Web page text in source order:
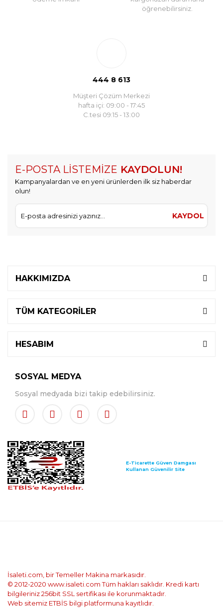
öğrenebilirsiniz.
444 8 613
Müşteri Çözüm Merkezi
hafta içi: 09:00 - 17:45
C.tesi 09:15 - 13:00
E-POSTA LİSTEMİZE KAYDOLUN!
Kampanyalardan ve en yeni ürünlerden ilk siz haberdar
olun!
KAYDOL
HAKKIMIZDA
TÜM KATEGORİLER
HESABIM
SOSYAL MEDYA
Sosyal medyada bizi takip edebilirsiniz.
E-Ticarette Güven Damgası
Kullanan Güvenilir Site
İsaleti.com, bir Temeller Makina markasıdır.
© 2012-2020 www.isaleti.com Tüm hakları saklıdır. Kredi kartı
bilgileriniz 256bit SSL sertifikası ile korunmaktadır.
Web sitemiz ETBİS bilgi platformuna kayıtlıdır.